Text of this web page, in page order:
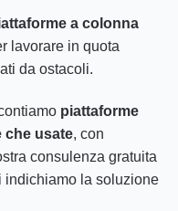
a colonna
lavorare in quota
da ostacoli.
piattaforme
che usate, con
consulenza gratuita
indichiamo la soluzione